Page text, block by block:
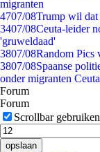
migranten
4707/08Trump wil dat
3407/08Ceuta-leider
'gruweldaad'
3807/08Random Pics
3807/08Spaanse
onder migranten Ceuta
Forum
Forum
Scrollbar gebruiken
opslaan